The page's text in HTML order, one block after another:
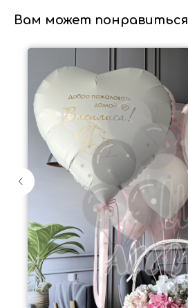
Вам может понравиться